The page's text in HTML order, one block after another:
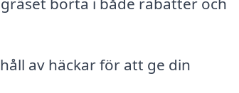
av häckar för att ge din